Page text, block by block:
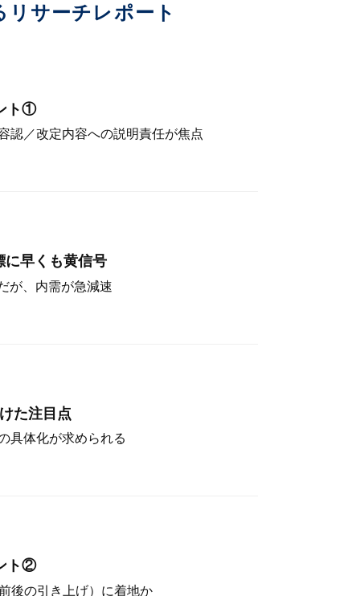
リサーチレポート
ト①
認／改定内容への説明責任が焦点
に早くも黄信号
が、内需が急減速
た注目点
具体化が求められる
ト②
後の引き上げ）に着地か